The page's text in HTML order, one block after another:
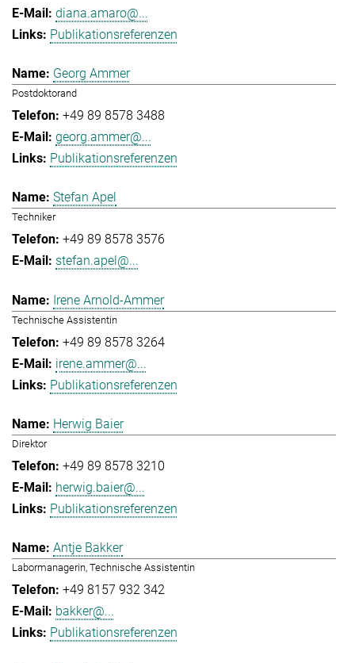
diana.amaro@...
Publikationsreferenzen
Georg Ammer
Postdoktorand
+49 89 8578 3488
georg.ammer@...
Publikationsreferenzen
Stefan Apel
Techniker
+49 89 8578 3576
stefan.apel@...
Irene Arnold-Ammer
Technische Assistentin
+49 89 8578 3264
irene.ammer@...
Publikationsreferenzen
Herwig Baier
Direktor
+49 89 8578 3210
herwig.baier@...
Publikationsreferenzen
Antje Bakker
Labormanagerin, Technische Assistentin
+49 8157 932 342
bakker@...
Publikationsreferenzen